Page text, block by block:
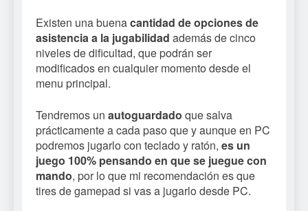
Existen una buenacantidad de opciones de
asistencia a la jugabilidad además de cinco
niveles de dificultad, que podrán ser
modificados en cualquier momento desde el
menu principal.
Tendremos un autoguardado que salva
prácticamente a cada paso que y aunque en PC
podremos jugarlo con teclado y ratón, es un
juego 100% pensando en que se juegue con
mando, por lo que mi recomendación es que
tires de gamepad si vas a jugarlo desde PC.